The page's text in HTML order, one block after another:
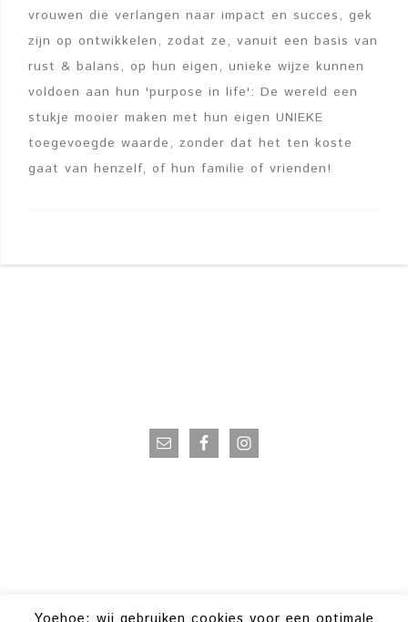
vrouwen die verlangen naar impact en succes, gek
zijn op ontwikkelen, zodat ze, vanuit een basis van
rust & balans, op hun eigen, unieke wijze kunnen
voldoen aan hun 'purpose in life': De wereld een
stukje mooier maken met hun eigen UNIEKE
toegevoegde waarde, zonder dat het ten koste
gaat van henzelf, of hun familie of vrienden!
VOLG OP INSTAGRAM